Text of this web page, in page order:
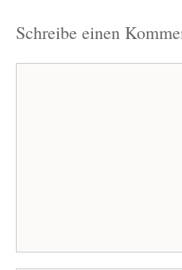
Schreibe einen